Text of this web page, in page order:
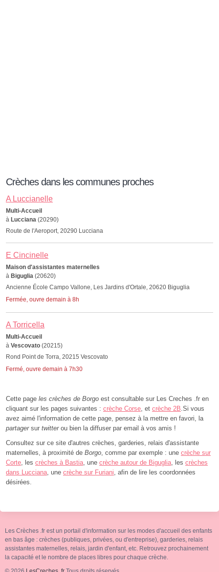
Crèches dans les communes proches
A Luccianelle
Multi-Accueil
à Lucciana (20290)
Route de l'Aeroport, 20290 Lucciana
E Cincinelle
Maison d'assistantes maternelles
à Biguglia (20620)
Ancienne École Campo Vallone, Les Jardins d'Ortale, 20620 Biguglia
Fermée, ouvre demain à 8h
A Torricella
Multi-Accueil
à Vescovato (20215)
Rond Point de Torra, 20215 Vescovato
Fermé, ouvre demain à 7h30
Cette page les crèches de Borgo est consultable sur Les Creches .fr en
cliquant sur les pages suivantes : crèche Corse, et crèche 2B.Si vous
avez aimé l'information de cette page, pensez à la mettre en favori, la
partagersur twitterou bien la diffuser par email à vos amis !
Consultez sur ce site d'autres crèches, garderies, relais d'assistante
maternelles, à proximité de Borgo, comme par exemple : une crèche sur
Corte, les crèches à Bastia, une crèche autour de Biguglia, les crèches
dans Lucciana, une crèche sur Furiani, afin de lire les coordonnées
désirées.
Les Crèches .fr est un portail d'information sur les modes d'accueil des enfants
en bas âge : crèches (publiques, privées, ou d'entreprise), garderies, relais
assistantes maternelles, relais, jardin d'enfant, etc. Retrouvez prochainement
la capacité et le nombre de places libres pour chaque crèche.